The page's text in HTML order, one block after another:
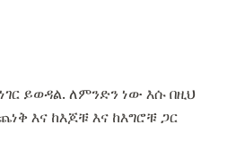
ይወዳል. ለምንድን ነው እሱ በዚህ
እና ከእጆቹ እና ከእግሮቹ ጋር